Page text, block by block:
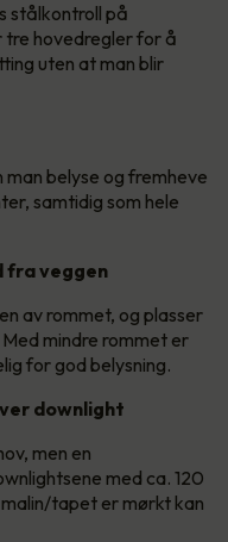
stålkontroll på
tre hovedregler for å
uten at man blir
man belyse og fremheve
samtidig som hele
fra veggen
av rommet, og plasser
mindre rommet er
for god belysning.
downlight
men en
med ca. 120
tapet er mørkt kan